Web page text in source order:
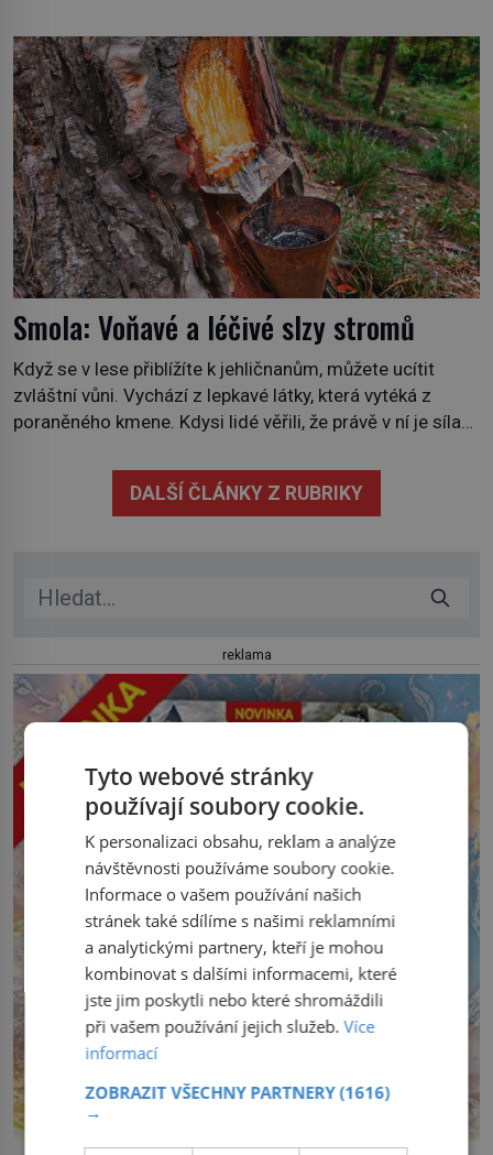
na podzim 1958 jako hec. Rádio Luxembourg přichází s
neobvyklou výzvou. Tomu, kdo dokáže dopravit ze
severního polárního kruhu na […]
Smola: Voňavé a léčivé slzy stromů
Když se v lese přiblížíte k jehličnanům, můžete ucítit
zvláštní vůni. Vychází z lepkavé látky, která vytéká z
poraněného kmene. Kdysi lidé věřili, že právě v ní je síla
lidstvo pracovalo. Chrání strom před infekcí, hmyzem a
vysycháním. Dá se říct, že je to přírodní […]
DALŠÍ ČLÁNKY Z RUBRIKY
reklama
Tyto webové stránky
používají soubory cookie.
K personalizaci obsahu, reklam a analýze
návštěvnosti používáme soubory cookie.
Informace o vašem používání našich
stránek také sdílíme s našimi reklamními
a analytickými partnery, kteří je mohou
kombinovat s dalšími informacemi, které
jste jim poskytli nebo které shromáždili
při vašem používání jejich služeb.Více
informací
ZOBRAZIT VŠECHNY PARTNERY(1616)
→